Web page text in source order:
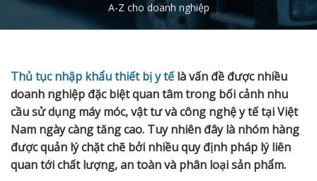
A-Z cho doanh nghiệp
Thủ tục nhập khẩu thiết bị y tếlà vấn đề được nhiều
doanh nghiệp đặc biệt quan tâm trong bối cảnh nhu
cầu sử dụng máy móc, vật tư và công nghệ y tế tại Việt
Nam ngày càng tăng cao. Tuy nhiên đây là nhóm hàng
được quản lý chặt chẽ bởi nhiều quy định pháp lý liên
quan tới chất lượng, an toàn và phân loại sản phẩm.